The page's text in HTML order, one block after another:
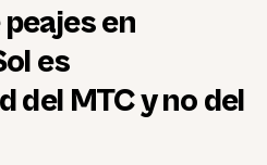
en
es
del MTC y no del